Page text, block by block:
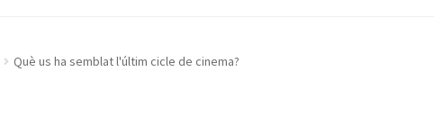
Què us ha semblat l'últim cicle de cinema?